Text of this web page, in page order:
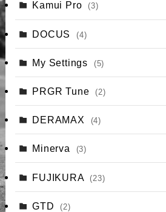
Kamui Pro (3)
DOCUS (4)
My Settings (5)
PRGR Tune (2)
DERAMAX (4)
Minerva (3)
FUJIKURA (23)
GTD (2)